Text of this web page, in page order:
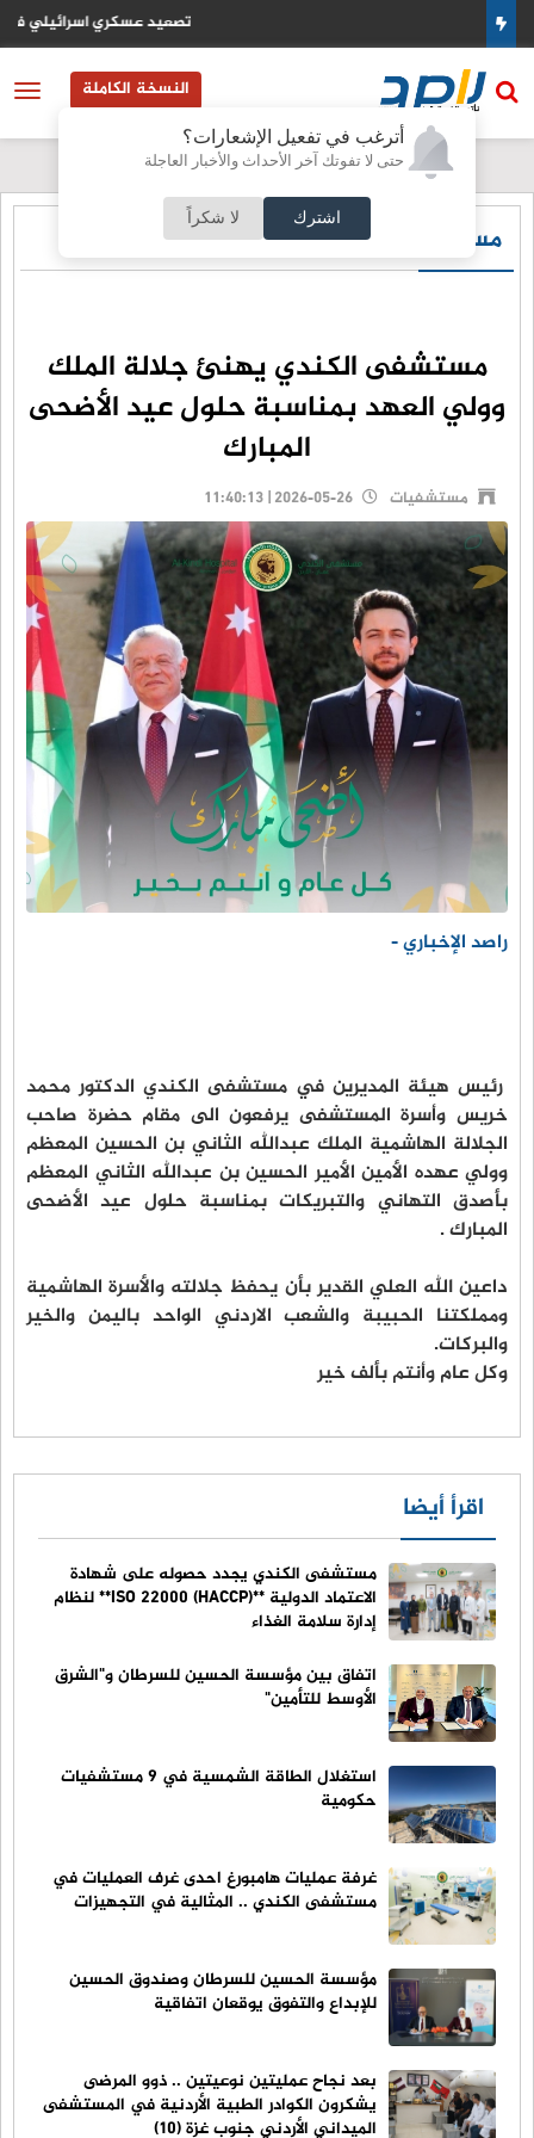
أترغب في تفعيل الإشعارات؟
حتى لا تفوتك آخر الأحداث والأخبار العاجلة
اشترك لا شكراً
تصعيد عسكري اسرائيلي في جنوب لبنان واستهداف لجرافة الجيش
النسخة الكاملة
مستشفيات
مستشفى الكندي يهنئ جلالة الملك
وولي العهد بمناسبة حلول عيد الأضحى
المبارك
مستشفيات
راصد الإخباري -
رئيس هيئة المديرين في مستشفى الكندي الدكتور محمد
خريس وأسرة المستشفى يرفعون الى مقام حضرة صاحب
الجلالة الهاشمية الملك عبدالله الثاني بن الحسين المعظم
وولي عهده الأمين الأمير الحسين بن عبدالله الثاني المعظم
بأصدق التهاني والتبريكات بمناسبة حلول عيد الأضحى
المبارك .
داعين الله العلي القدير بأن يحفظ جلالته والأسرة الهاشمية
ومملكتنا الحبيبة والشعب الاردني الواحد باليمن والخير
والبركات.
وكل عام وأنتم بألف خير
اقرأ أيضا
مستشفى الكندي يجدد حصوله على شهادة
الاعتماد الدولية **ISO 22000 (HACCP)** لنظام
إدارة سلامة الغذاء
اتفاق بين مؤسسة الحسين للسرطان و"الشرق
الأوسط للتأمين"
استغلال الطاقة الشمسية في 9 مستشفيات
حكومية
غرفة عمليات هامبورغ احدى غرف العمليات في
مستشفى الكندي .. المثالية في التجهيزات
مؤسسة الحسين للسرطان وصندوق الحسين
للإبداع والتفوق يوقعان اتفاقية
بعد نجاح عمليتين نوعيتين .. ذوو المرضى
يشكرون الكوادر الطبية الأردنية في المستشفى
الميداني الأردني جنوب غزة (10)